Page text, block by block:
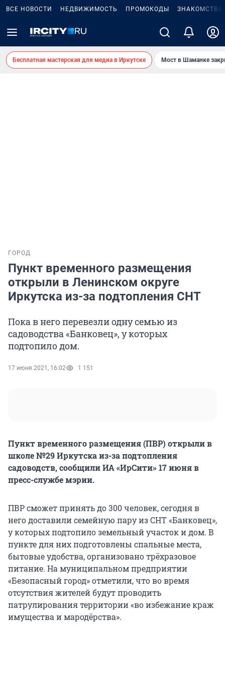
ВСЕ НОВОСТИ НЕДВИЖИМОСТЬ ПРОМОКОДЫ ЗНАКОМСТВА
Бесплатная мастерская для медиа в Иркутске Мост в Шаманке
ГОРОД
Пункт временного размещения
открыли в Ленинском округе
Иркутска из-за подтопления СНТ
Пока в него перевезли одну семью из
садоводства «Банковец», у которых
подтопило дом.
17 июня 2021, 16:02 1 151
Пункт временного размещения (ПВР) открыли в
школе №29 Иркутска из-за подтопления
садоводств, сообщили ИА «ИрСити» 17 июня в
пресс-службе мэрии.
ПВР сможет принять до 300 человек, сегодня в
него доставили семейную пару из СНТ «Банковец»,
у которых подтопило земельный участок и дом. В
пункте для них подготовлены спальные места,
бытовые удобства, организовано трёхразовое
питание. На муниципальном предприятии
«Безопасный город» отметили, что во время
отсутствия жителей будут проводить
патрулирования территории «во избежание краж
имущества и мародёрства».